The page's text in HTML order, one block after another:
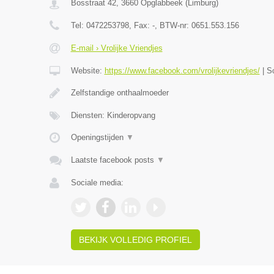
Bosstraat 42, 3660 Opglabbeek(Limburg)
Tel: 0472253798, Fax: -, BTW-nr: 0651.553.156
E-mail › Vrolijke Vriendjes
Website: https://www.facebook.com/vrolijkevriendjes/|
Zelfstandige onthaalmoeder
Diensten: Kinderopvang
Openingstijden ▼
Laatste facebook posts ▼
Sociale media:
BEKIJK VOLLEDIG PROFIEL